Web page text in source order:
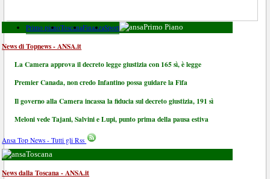
Primo pianoToscanaFinanzaSport Primo Piano
News di Topnews - ANSA.it
La Camera approva il decreto legge giustizia con 165 sì, è legge
Premier Canada, non credo Infantino possa guidare la Fifa
Il governo alla Camera incassa la fiducia sul decreto giustizia, 191 sì
Meloni vede Tajani, Salvini e Lupi, punto prima della pausa estiva
Ansa Top News - Tutti gli Rss
Toscana
News dalla Toscana - ANSA.it